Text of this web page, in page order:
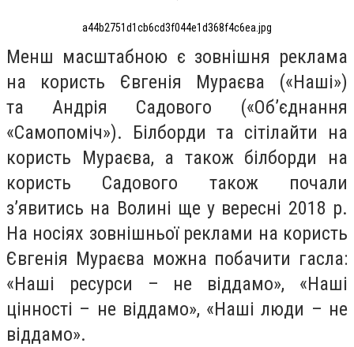
a44b2751d1cb6cd3f044e1d368f4c6ea.jpg
Менш масштабною є зовнішня реклама
на користь Євгенія Мураєва («Наші»)
та Андрія Садового («Об’єднання
«Самопоміч»). Білборди та сітілайти на
користь Мураєва, а також білборди на
користь Садового також почали
з’явитись на Волині ще у вересні 2018 р.
На носіях зовнішньої реклами на користь
Євгенія Мураєва можна побачити гасла:
«Наші ресурси – не віддамо», «Наші
цінності – не віддамо», «Наші люди – не
віддамо».